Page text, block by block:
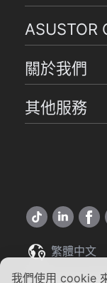
我們使用 cookie
ASUSTOR
關於我們
其他服務
繁體中文